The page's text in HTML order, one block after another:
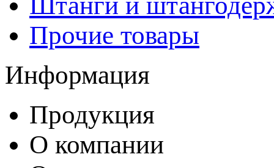
Прочие товары
Информация
Продукция
О компании